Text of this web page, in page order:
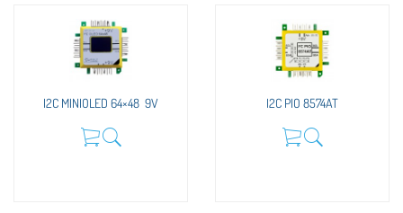
I2C MINIOLED 64×48 9V I2C PIO 8574AT